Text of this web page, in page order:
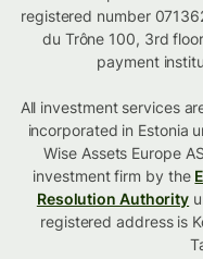
registered number
du Trône 100, 3rd
payment
All investment services
incorporated in Estonia
Wise Assets Europe
investment firm by the
Resolution Authority
registered address is